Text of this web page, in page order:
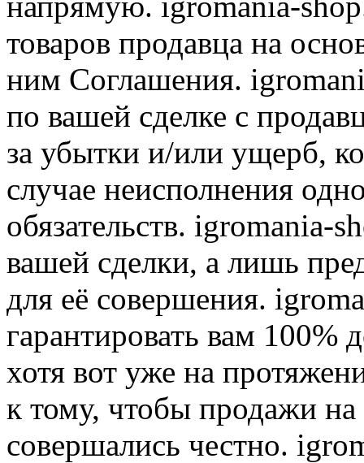
товаров продавца на
ним Соглашения.
по вашей сделке с
за убытки и/или ущерб,
случае неисполнения
обязательств. igromania-
вашей сделки, а лишь
для её совершения.
гарантировать вам 100%
хотя вот уже на
к тому, чтобы продажи
совершались честно.